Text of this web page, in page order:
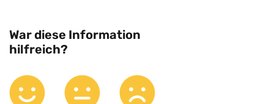
War diese Information
hilfreich?